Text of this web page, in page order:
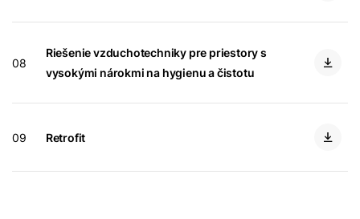
08
Riešenie vzduchotechniky pre priestory s
vysokými nárokmi na hygienu a čistotu
09 Retrofit